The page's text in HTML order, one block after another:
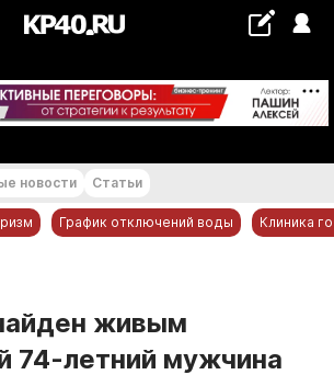
+18...+19 °С
новости Статьи
График отключений воды Клиника
живым
74-летний мужчина